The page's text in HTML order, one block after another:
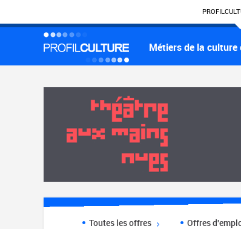
PROFIL
Métiers de la culture
Toutes les offres Offres